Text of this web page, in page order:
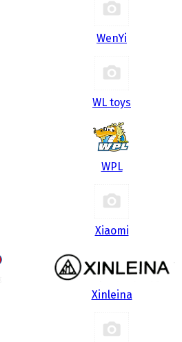
WenYi
WL toys
WPL
Xiaomi
Xinleina